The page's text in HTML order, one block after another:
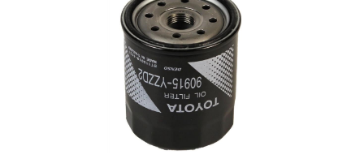
MARK X
MARK X ZIO
MATRIX